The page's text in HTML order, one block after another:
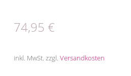
74,95 €
inkl. MwSt. zzgl. Versandkosten